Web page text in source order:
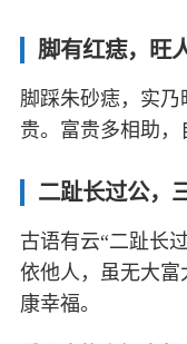
脚有红痣，旺
脚踩朱砂痣，实
贵。富贵多相助，
二趾长过公，
古语有云“二趾长
依他人，虽无大
康幸福。